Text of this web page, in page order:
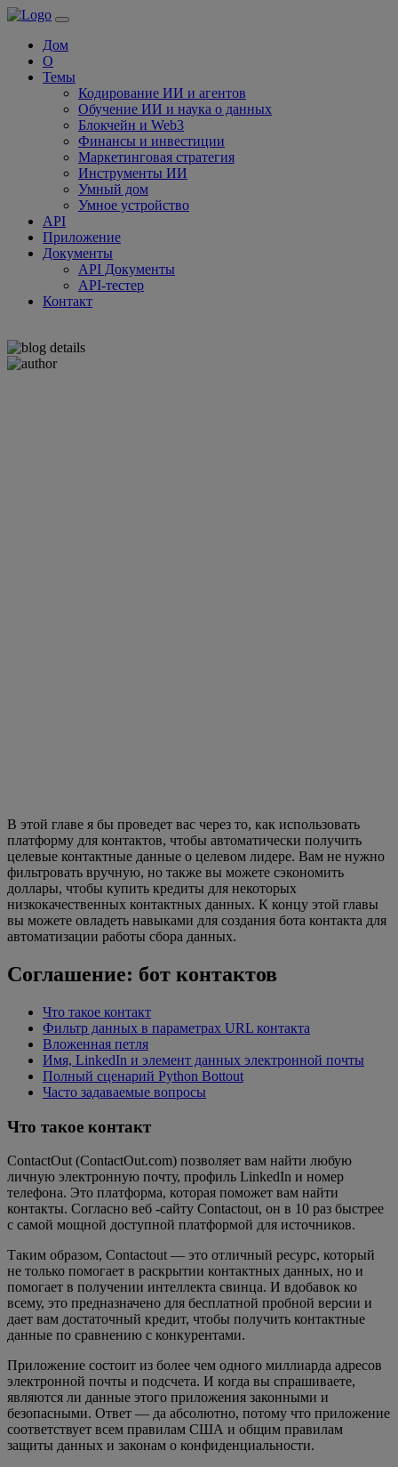
Дом
О
Темы
Кодирование ИИ и агентов
Обучение ИИ и наука о данных
Блокчейн и Web3
Финансы и инвестиции
Маркетинговая стратегия
Инструменты ИИ
Умный дом
Умное устройство
API
Приложение
Документы
API Документы
API-тестер
Контакт
В этой главе я бы проведет вас через то, как использовать
платформу для контактов, чтобы автоматически получить
целевые контактные данные о целевом лидере. Вам не нужно
фильтровать вручную, но также вы можете сэкономить
доллары, чтобы купить кредиты для некоторых
низкокачественных контактных данных. К концу этой главы
вы можете овладеть навыками для создания бота контакта для
автоматизации работы сбора данных.
Соглашение: бот контактов
Что такое контакт
Фильтр данных в параметрах URL контакта
Вложенная петля
Имя, LinkedIn и элемент данных электронной почты
Полный сценарий Python Bottout
Часто задаваемые вопросы
Что такое контакт
ContactOut (ContactOut.com) позволяет вам найти любую
личную электронную почту, профиль LinkedIn и номер
телефона. Это платформа, которая поможет вам найти
контакты. Согласно веб -сайту Contactout, он в 10 раз быстрее
с самой мощной доступной платформой для источников.
Таким образом, Contactout — это отличный ресурс, который
не только помогает в раскрытии контактных данных, но и
помогает в получении интеллекта свинца. И вдобавок ко
всему, это предназначено для бесплатной пробной версии и
дает вам достаточный кредит, чтобы получить контактные
данные по сравнению с конкурентами.
Приложение состоит из более чем одного миллиарда адресов
электронной почты и подсчета. И когда вы спрашиваете,
являются ли данные этого приложения законными и
безопасными. Ответ — да абсолютно, потому что приложение
соответствует всем правилам США и общим правилам
защиты данных и законам о конфиденциальности.